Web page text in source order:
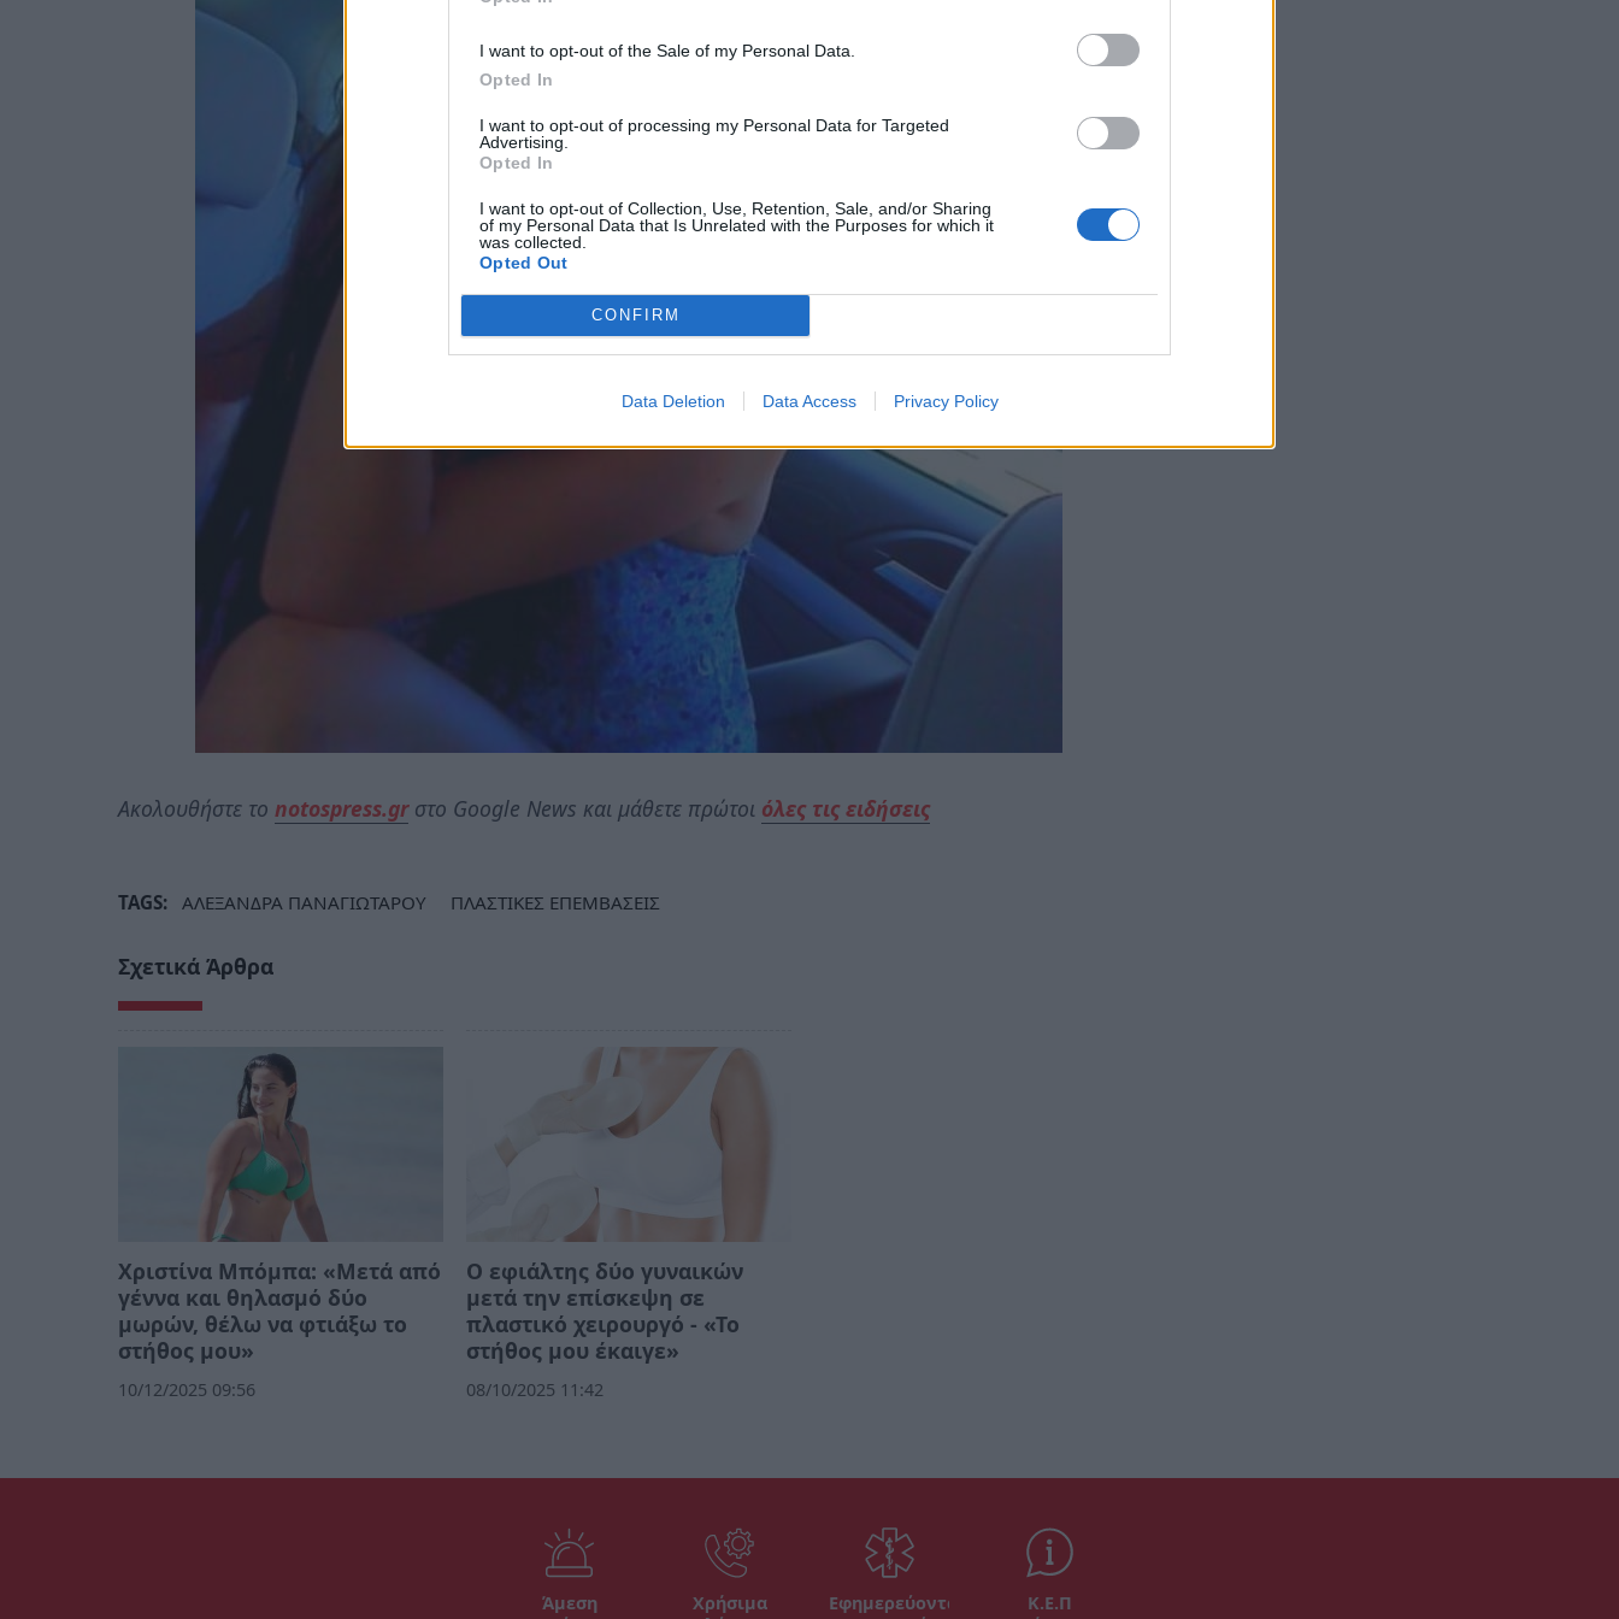
I want to opt-out of the Sale of my Personal Data.
Opted In
I want to opt-out of processing my Personal Data for Targeted
Advertising.
Opted In
I want to opt-out of Collection, Use, Retention, Sale, and/or Sharing
of my Personal Data that Is Unrelated with the Purposes for which it
was collected.
Opted Out
CONFIRM
Data Deletion Data Access Privacy Policy
Ακολουθήστε το notospress.grστο Google News και μάθετε πρώτοι όλες τις ειδήσεις
TAGS: ΑΛΕΞΑΝΔΡΑ ΠΑΝΑΓΙΩΤΑΡΟΥ ΠΛΑΣΤΙΚΕΣ ΕΠΕΜΒΑΣΕΙΣ
Σχετικά Άρθρα
Χριστίνα Μπόμπα: «Μετά από
γέννα και θηλασμό δύο
μωρών, θέλω να φτιάξω το
στήθος μου»
10/12/2025 09:56
Ο εφιάλτης δύο γυναικών
μετά την επίσκεψη σε
πλαστικό χειρουργό - «Το
στήθος μου έκαιγε»
08/10/2025 11:42
Άμεση
Χρήσιμα
Εφημερεύοντα
Κ.Ε.Π